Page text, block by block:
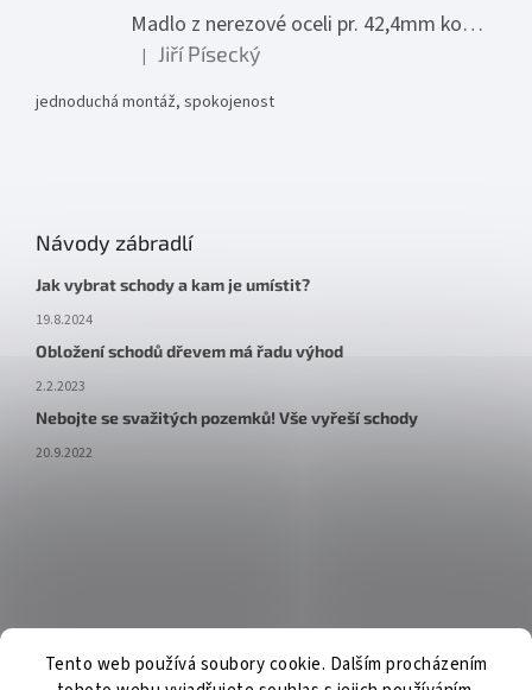
Tento web používá soubory cookie. Dalším procházením
Madlo z nerezové oceli pr. 42,4mm komplet - model 0116 - 3000mm
Hodnocení produktu je 5 z 5 hvězdiček.
| Jiří Písecký
jednoduchá montáž, spokojenost
Návody zábradlí
Jak vybrat schody a kam je umístit?
19.8.2024
Obložení schodů dřevem má řadu výhod
2.2.2023
Nebojte se svažitých pozemků! Vše vyřeší schody
20.9.2022